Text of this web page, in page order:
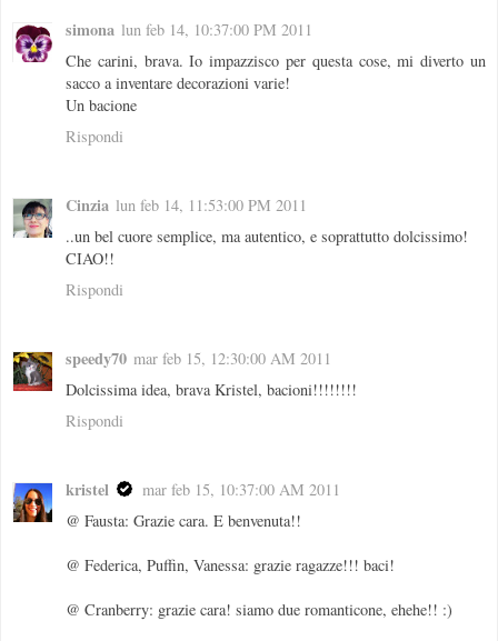
simona lun feb 14, 10:37:00 PM 2011
Che carini, brava. Io impazzisco per questa cose, mi diverto un
sacco a inventare decorazioni varie!
Un bacione
Rispondi
Cinzia lun feb 14, 11:53:00 PM 2011
..un bel cuore semplice, ma autentico, e soprattutto dolcissimo!
CIAO!!
Rispondi
speedy70 mar feb 15, 12:30:00 AM 2011
Dolcissima idea, brava Kristel, bacioni!!!!!!!!
Rispondi
kristel
mar feb 15, 10:37:00 AM 2011
@ Fausta: Grazie cara. E benvenuta!!
@ Federica, Puffin, Vanessa: grazie ragazze!!! baci!
@ Cranberry: grazie cara! siamo due romanticone, ehehe!! :)